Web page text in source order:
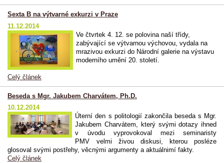
Sexta B na výtvarné exkurzi v Praze
11.12.2014
Ve čtvrtek 4. 12. se polovina naší třídy,
zabývající se výtvarnou výchovou, vydala na
mrazivou exkurzi do Národní galerie na výstavu
moderního umění 20. století.
Celý článek
Beseda s Mgr. Jakubem Charvátem, Ph.D.
10.12.2014
Úterní den s politologií zakončila beseda s Mgr.
Jakubem Charvátem, který svými dotazy ihned
v úvodu vyprovokoval mezi seminaristy
PMV velmi živou diskusi, kterou posléze
glosoval svými postřehy, věcnými argumenty a aktuálnimí fakty.
Celý článek